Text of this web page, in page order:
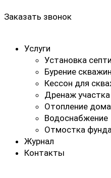
Заказать звонок
Услуги
Установка
Бурение
Кессон для
Дренаж участка
Отопление дома
Водоснабжение
Отмостка
Журнал
Контакты